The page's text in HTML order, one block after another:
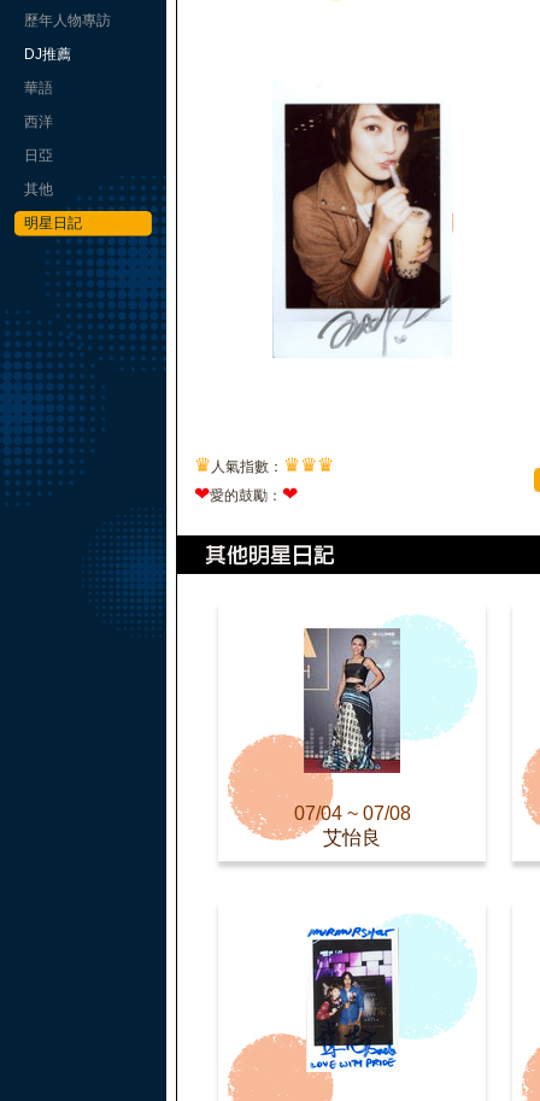
歷年人物專訪
DJ推薦
華語
西洋
日亞
其他
明星日記
♛ 人氣指數： ♛♛♛
❤愛的鼓勵： ❤
07/04 ~ 07/08
艾怡良